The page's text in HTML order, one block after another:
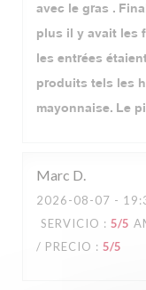
avec le gras .
plus il y avait les
les entrées
produits tels les
mayonnaise. Le
Marc D
2026-08-07 -
SERVICIO : 5/5
/ PRECIO : 5/5